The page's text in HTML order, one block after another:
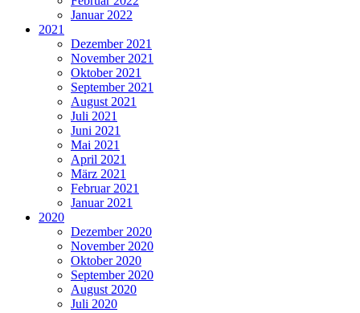
Januar 2022
2021
Dezember 2021
November 2021
Oktober 2021
September 2021
August 2021
Juli 2021
Juni 2021
Mai 2021
April 2021
März 2021
Februar 2021
Januar 2021
2020
Dezember 2020
November 2020
Oktober 2020
September 2020
August 2020
Juli 2020